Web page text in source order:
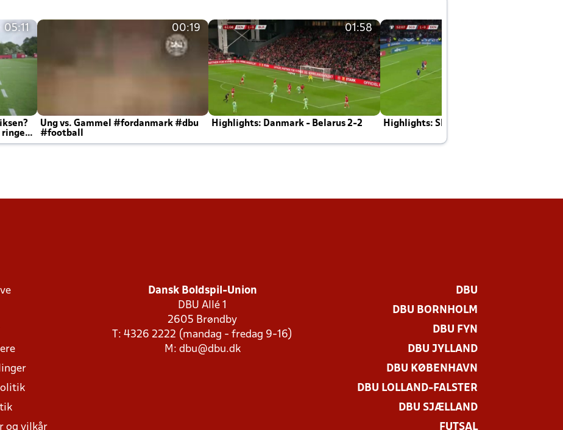
05:11
ringer
00:19
Ung vs. Gammel #fordanmark #dbu
#football
01:58
Highlights: Danmark - Belarus 2-2 Highlights: Skotland - Danmark 4-2
og vilkår
Dansk Boldspil-Union
DBU Allé 1
2605 Brøndby
T: 4326 2222 (mandag - fredag 9-16)
M: dbu@dbu.dk
DBU
DBU BORNHOLM
DBU FYN
DBU JYLLAND
DBU KØBENHAVN
DBU LOLLAND-FALSTER
DBU SJÆLLAND
FUTSAL